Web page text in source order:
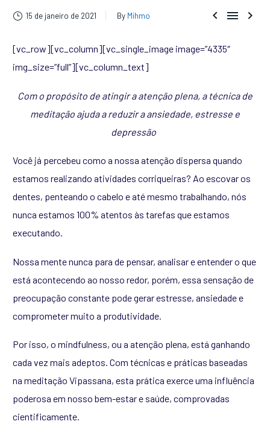
  
15 de janeiro de 2021 By Mihmo
[vc_row][vc_column][vc_single_image image=”4335″
img_size=”full”][vc_column_text]
Com o propósito de atingir a atenção plena, a técnica de
meditação ajuda a reduzir a ansiedade, estresse e
depressão
Você já percebeu como a nossa atenção dispersa quando
estamos realizando atividades corriqueiras? Ao escovar os
dentes, penteando o cabelo e até mesmo trabalhando, nós
nunca estamos 100% atentos às tarefas que estamos
executando.
Nossa mente nunca para de pensar, analisar e entender o que
está acontecendo ao nosso redor, porém, essa sensação de
preocupação constante pode gerar estresse, ansiedade e
comprometer muito a produtividade.
Por isso, o mindfulness, ou a atenção plena, está ganhando
cada vez mais adeptos. Com técnicas e práticas baseadas
na meditação Vipassana, esta prática exerce uma influência
poderosa em nosso bem-estar e saúde, comprovadas
cientificamente.